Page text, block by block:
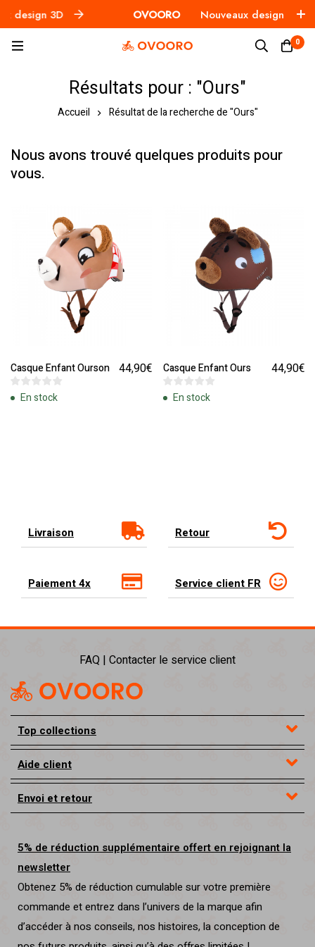
design 3D OVOORO Nouveaux design 3D
0
Résultats pour : "Ours"
Accueil Résultat de la recherche de "Ours"
Nous avons trouvé quelques produits pour
vous.
Casque Enfant Ourson 44,90€
En stock
Casque Enfant Ours 44,90€
En stock
Livraison Retour
Paiement 4x Service client FR
FAQ | Contacter le service client
Top collections
Aide client
Envoi et retour
5% de réduction supplémentaire offert en rejoignant la
newsletter
Obtenez 5% de réduction cumulable sur votre première
commande et entrez dans l’univers de la marque afin
d’accéder à nos conseils, nos histoires, la conception de